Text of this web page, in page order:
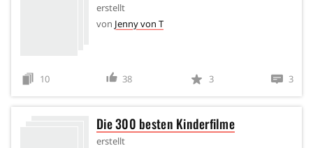
erstellt
von Jenny von T
10 38 3 3
Die 300 besten Kinderfilme
erstellt